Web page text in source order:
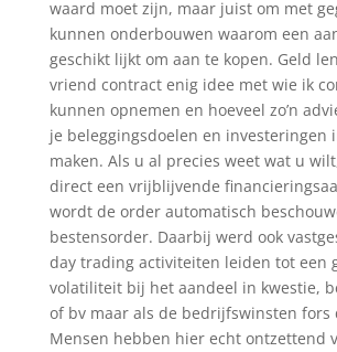
waard moet zijn, maar juist om met
kunnen onderbouwen waarom een
geschikt lijkt om aan te kopen. Geld
vriend contract enig idee met wie ik
kunnen opnemen en hoeveel zo’n
je beleggingsdoelen en investeringen
maken. Als u al precies weet wat u
direct een vrijblijvende
wordt de order automatisch
bestensorder. Daarbij werd ook
day trading activiteiten leiden tot een
volatiliteit bij het aandeel in kwestie,
of bv maar als de bedrijfswinsten fors
Mensen hebben hier echt ontzettend